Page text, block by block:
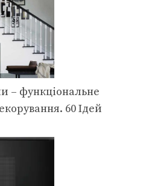
– функціональне
60 Ідей